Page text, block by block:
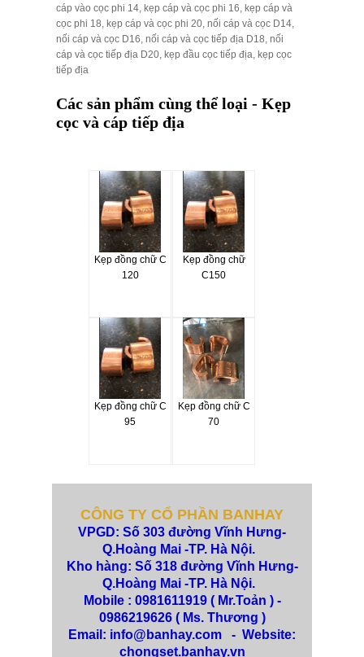
cáp vào cọc phi 14, kẹp cáp và cọc phi 16, kẹp cáp và
cọc phi 18, kẹp cáp và cọc phi 20, nối cáp và cọc D14,
nối cáp và cọc D16, nối cáp và cọc tiếp địa D18, nối
cáp và cọc tiếp địa D20, kẹp đầu cọc tiếp địa, kẹp cọc
tiếp địa
Các sản phẩm cùng thể loại - Kẹp
cọc và cáp tiếp địa
Kẹp đồng chữ C
120
Kẹp đồng chữ
C150
Kẹp đồng chữ C
95
Kẹp đồng chữ C
70
CÔNG TY CỔ PHẦN BANHAY
VPGD: Số 303 đường Vĩnh Hưng-
Q.Hoàng Mai -TP. Hà Nội.
Kho hàng: Số 318 đường Vĩnh Hưng-
Q.Hoàng Mai -TP. Hà Nội.
Mobile : 0981611919 ( Mr.Toản ) -
0986219626 ( Ms. Thương )
Email: info@banhay.com - Website:
chongset.banhay.vn